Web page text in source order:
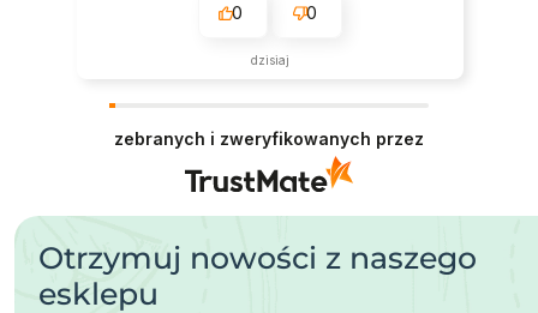
0 0
dzisiaj
zebranych i zweryfikowanych przez
Otrzymuj nowości z naszego
esklepu